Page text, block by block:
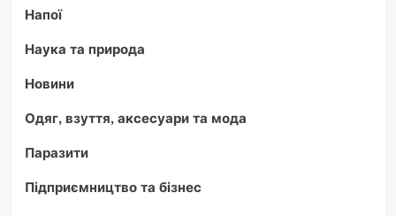
Напої
Наука та природа
Новини
Одяг, взуття, аксесуари та мода
Паразити
Підприємництво та бізнес